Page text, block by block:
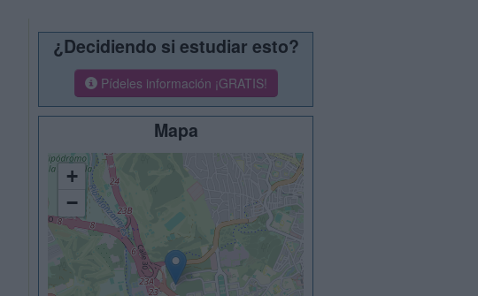
¿Decidiendo si estudiar esto?
Pídeles información ¡GRATIS!
Mapa
+
−